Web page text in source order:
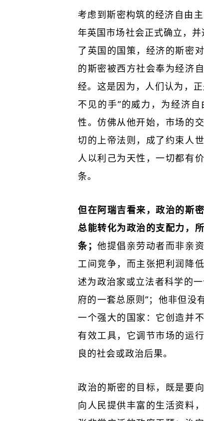
考虑到斯密构筑的经济自由
年英国市场社会正式确立，
了英国的国策，经济的斯密
的斯密被西方社会奉为经济
经。这是因为，人们认为，
不见的手”的威力，为经济
性。仿佛从他开始，市场的
切的上帝法则，成了约束人
人以利己为天性，一切都有
条。
但在阿瑞吉看来，政治的斯
总能转化为政治的支配力，
条； 他提倡亲劳动者而非亲
工间竞争，而主张把利润降
述为政治家或立法者科学的
府的一套总原则”；他非但没
一个强大的国家：它创造并
有效工具，它调节市场的运
良的社会或政治后果。
政治的斯密的目标，既是要
向人民提供丰富的生活资料